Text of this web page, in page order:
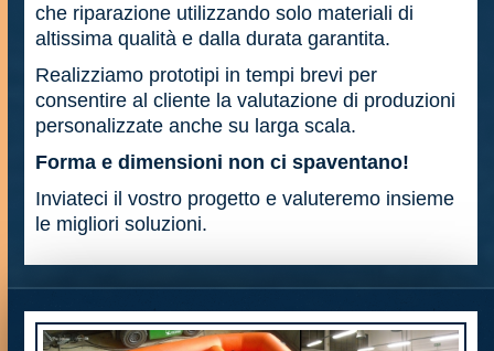
che riparazione utilizzando solo materiali di
altissima qualità e dalla durata garantita.
Realizziamo prototipi in tempi brevi per
consentire al cliente la valutazione di produzioni
personalizzate anche su larga scala.
Forma e dimensioni non ci spaventano!
Inviateci il vostro progetto e valuteremo insieme
le migliori soluzioni.